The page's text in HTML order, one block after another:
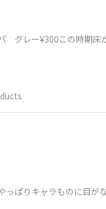
グレー¥300この時期
っぱりキャラものに目が